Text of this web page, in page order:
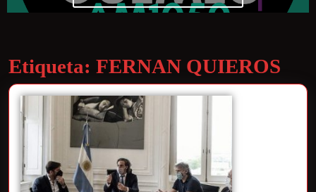
Etiqueta: FERNAN QUIEROS